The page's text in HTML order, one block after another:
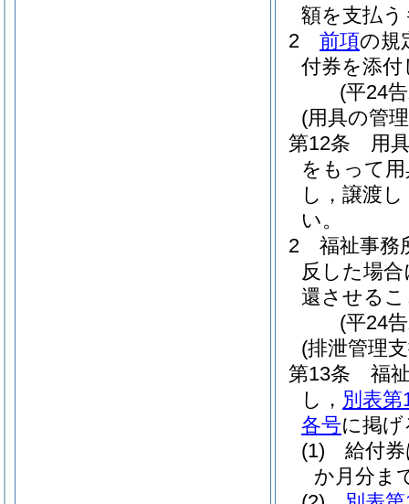
額を支払
2
前項の規
付券を添
(平24
(用具の管
第12条
用
をもって
し，譲渡
い。
2
福祉事務
反した場
還させる
(平24
(排泄管理
第13条
福
し， 別表第
各号に掲
(1)
給付
か月分ま